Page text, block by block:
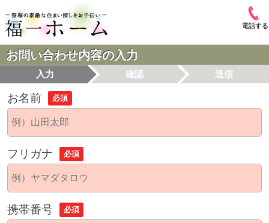
電話する
お問い合わせ内容の入力
入力 確認 送信
お名前 必須
フリガナ 必須
携帯番号 必須